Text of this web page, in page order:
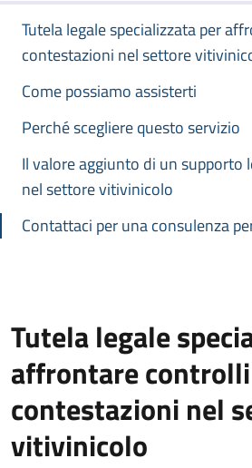
Tutela legale specializzata per
contestazioni nel settore
Come possiamo assisterti
Perché scegliere questo servizio
Il valore aggiunto di un supporto
nel settore vitivinicolo
Contattaci per una consulenza
Tutela legale
affrontare
contestazioni nel
vitivinicolo